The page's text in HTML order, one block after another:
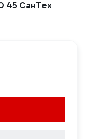
45 СанТех